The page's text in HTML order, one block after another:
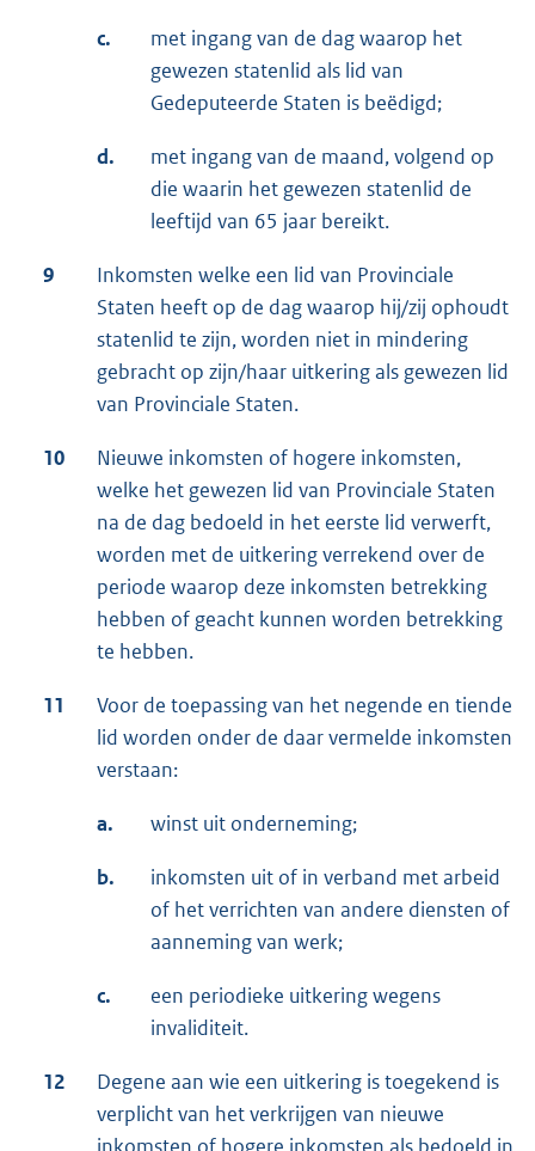
c.
met ingang van de dag waarop het
gewezen statenlid als lid van
Gedeputeerde Staten is beëdigd;
d.
met ingang van de maand, volgend op
die waarin het gewezen statenlid de
leeftijd van 65 jaar bereikt.
9
Inkomsten welke een lid van Provinciale
Staten heeft op de dag waarop hij/zij ophoudt
statenlid te zijn, worden niet in mindering
gebracht op zijn/haar uitkering als gewezen lid
van Provinciale Staten.
10
Nieuwe inkomsten of hogere inkomsten,
welke het gewezen lid van Provinciale Staten
na de dag bedoeld in het eerste lid verwerft,
worden met de uitkering verrekend over de
periode waarop deze inkomsten betrekking
hebben of geacht kunnen worden betrekking
te hebben.
11
Voor de toepassing van het negende en tiende
lid worden onder de daar vermelde inkomsten
verstaan:
a. winst uit onderneming;
b.
inkomsten uit of in verband met arbeid
of het verrichten van andere diensten of
aanneming van werk;
c.
een periodieke uitkering wegens
invaliditeit.
12
Degene aan wie een uitkering is toegekend is
verplicht van het verkrijgen van nieuwe